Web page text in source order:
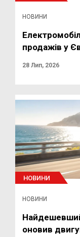
НОВИНИ
продажів у
28 Лип, 2026
НОВИНИ
НОВИНИ
оновив